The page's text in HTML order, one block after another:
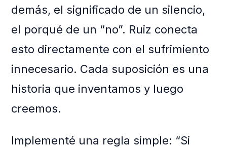
demás, el significado de un silencio,
el porqué de un “no”. Ruiz conecta
esto directamente con el sufrimiento
innecesario. Cada suposición es una
historia que inventamos y luego
creemos.
Implementé una regla simple: “Si